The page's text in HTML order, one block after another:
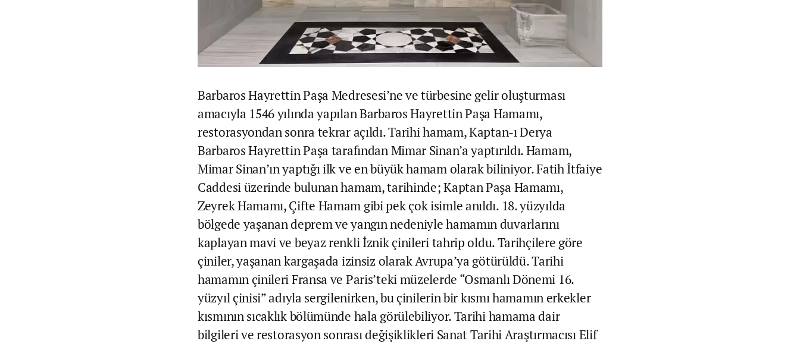
Barbaros Hayrettin Paşa Medresesi’ne ve türbesine gelir oluşturması
amacıyla 1546 yılında yapılan Barbaros Hayrettin Paşa Hamamı,
restorasyondan sonra tekrar açıldı. Tarihi hamam, Kaptan-ı Derya
Barbaros Hayrettin Paşa tarafından Mimar Sinan’a yaptırıldı. Hamam,
Mimar Sinan’ın yaptığı ilk ve en büyük hamam olarak biliniyor. Fatih İtfaiye
Caddesi üzerinde bulunan hamam, tarihinde; Kaptan Paşa Hamamı,
Zeyrek Hamamı, Çifte Hamam gibi pek çok isimle anıldı. 18. yüzyılda
bölgede yaşanan deprem ve yangın nedeniyle hamamın duvarlarını
kaplayan mavi ve beyaz renkli İznik çinileri tahrip oldu. Tarihçilere göre
çiniler, yaşanan kargaşada izinsiz olarak Avrupa’ya götürüldü. Tarihi
hamamın çinileri Fransa ve Paris’teki müzelerde “Osmanlı Dönemi 16.
yüzyıl çinisi” adıyla sergilenirken, bu çinilerin bir kısmı hamamın erkekler
kısmının sıcaklık bölümünde hala görülebiliyor. Tarihi hamama dair
bilgileri ve restorasyon sonrası değişiklikleri Sanat Tarihi Araştırmacısı Elif